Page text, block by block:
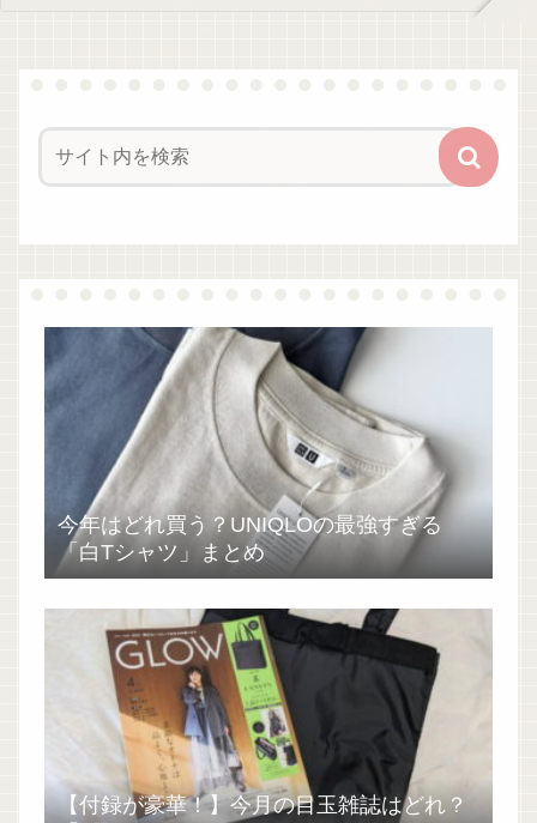
今年はどれ買う？UNIQLOの最強すぎる
「白Tシャツ」まとめ
【付録が豪華！】今月の目玉雑誌はどれ？